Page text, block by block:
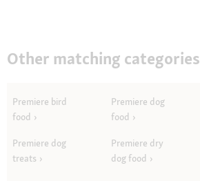
Other matching categories
Premiere bird
food
Premiere dog
food
Premiere dog
treats
Premiere dry
dog food